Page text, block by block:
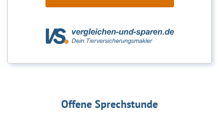
Offene Sprechstunde